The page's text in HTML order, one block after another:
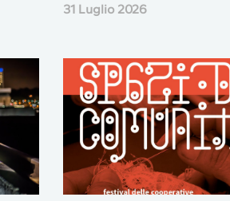
31 Luglio 2026